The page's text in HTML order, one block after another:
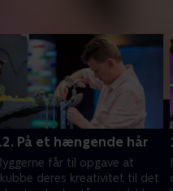
På et hængende hår
får til opgave at
deres kreativitet til det